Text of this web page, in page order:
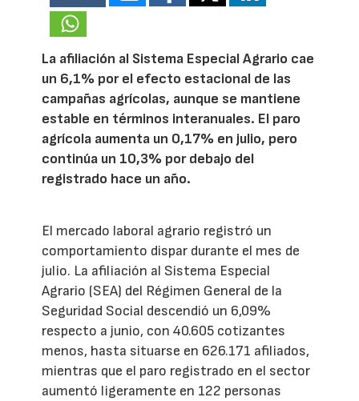
La afiliación al Sistema Especial Agrario cae
un 6,1% por el efecto estacional de las
campañas agrícolas, aunque se mantiene
estable en términos interanuales. El paro
agrícola aumenta un 0,17% en julio, pero
continúa un 10,3% por debajo del
registrado hace un año.
El mercado laboral agrario registró un
comportamiento dispar durante el mes de
julio. La afiliación al Sistema Especial
Agrario (SEA) del Régimen General de la
Seguridad Social descendió un 6,09%
respecto a junio, con 40.605 cotizantes
menos, hasta situarse en 626.171 afiliados,
mientras que el paro registrado en el sector
aumentó ligeramente en 122 personas